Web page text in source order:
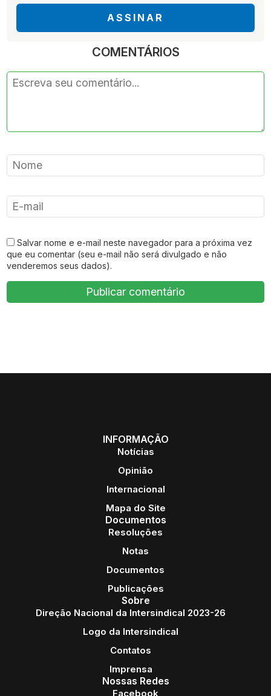
ASSINAR
COMENTÁRIOS
Salvar nome e e-mail neste navegador para a próxima vez
que eu comentar (seu e-mail não será divulgado e não
venderemos seus dados).
INFORMAÇÃO
Notícias
Opinião
Internacional
Mapa do Site
Documentos
Resoluções
Notas
Documentos
Publicações
Sobre
Direção Nacional da Intersindical 2023-26
Logo da Intersindical
Contatos
Imprensa
Nossas Redes
Facebook